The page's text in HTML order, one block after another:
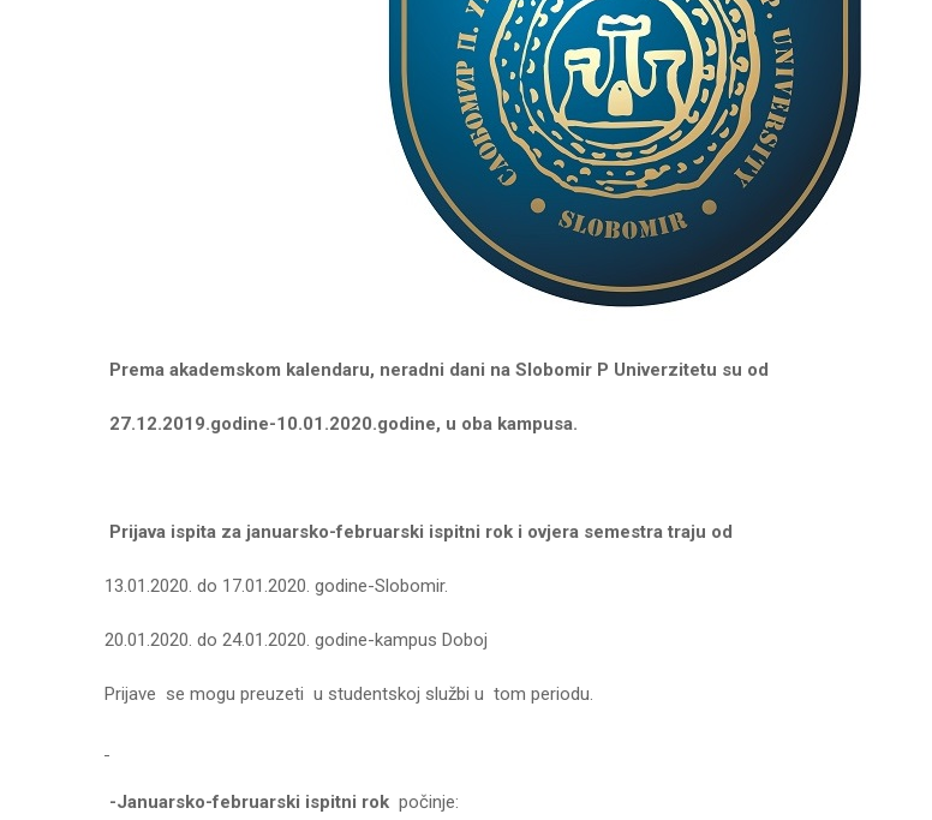
Prema akademskom kalendaru, neradni dani na Slobomir P Univerzitetu su od
27.12.2019.godine-10.01.2020.godine, u oba kampusa.
Prijava ispita za januarsko-februarski ispitni rok i ovjera semestra traju od
13.01.2020. do 17.01.2020. godine-Slobomir.
20.01.2020. do 24.01.2020. godine-kampus Doboj
Prijave se mogu preuzeti u studentskoj službi u tom periodu.
-Januarsko-februarski ispitni rok počinje: